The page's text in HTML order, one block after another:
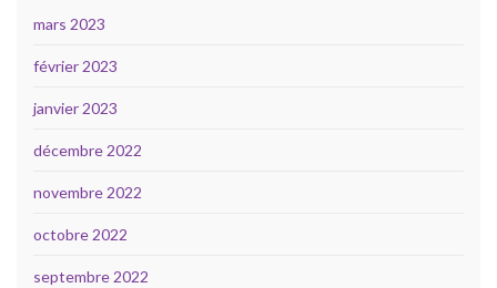
mars 2023
février 2023
janvier 2023
décembre 2022
novembre 2022
octobre 2022
septembre 2022